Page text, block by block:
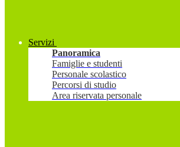
Servizi
Panoramica
Famiglie e studenti
Personale scolastico
Percorsi di studio
Area riservata personale